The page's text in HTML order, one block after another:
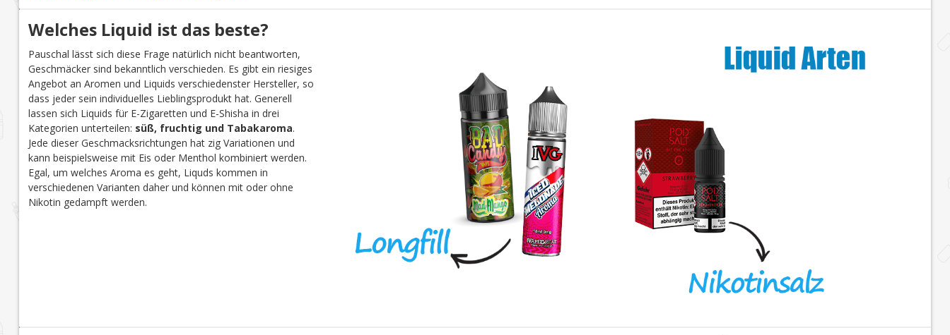
Welches Liquid ist das beste?
Pauschal lässt sich diese Frage natürlich nicht beantworten,
Geschmäcker sind bekanntlich verschieden. Es gibt ein riesiges
Angebot an Aromen und Liquids verschiedenster Hersteller, so
dass jeder sein individuelles Lieblingsprodukt hat. Generell
lassen sich Liquids für E-Zigaretten und E-Shisha in drei
Kategorien unterteilen: süß, fruchtig und Tabakaroma.
Jede dieser Geschmacksrichtungen hat zig Variationen und
kann beispielsweise mit Eis oder Menthol kombiniert werden.
Egal, um welches Aroma es geht, Liquds kommen in
verschiedenen Varianten daher und können mit oder ohne
Nikotin gedampft werden.